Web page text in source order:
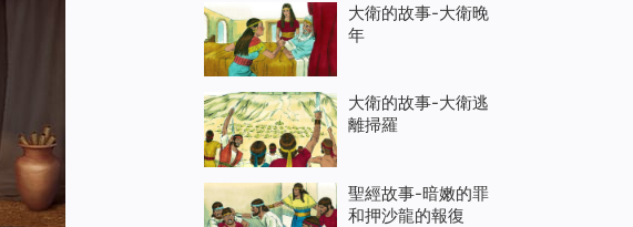
大衛的故事-大衛晚
年
大衛的故事-大衛逃
離掃羅
聖經故事-暗嫩的罪
和押沙龍的報復